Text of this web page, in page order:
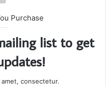
Purchase
list to get
consectetur.